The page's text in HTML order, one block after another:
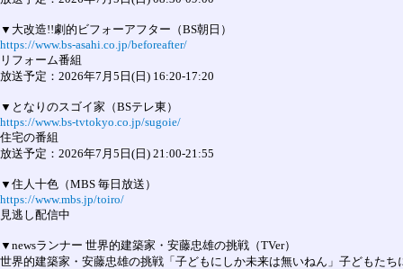
https://www.bs-asahi.co.jp/beforeafter/
リフォーム番組
放送予定：2026年7月5日(日) 16:20-17:20
https://www.bs-tvtokyo.co.jp/sugoie/
住宅の番組
放送予定：2026年7月5日(日) 21:00-21:55
https://www.mbs.jp/toiro/
見逃し配信中
▼newsランナー 世界的建築家・安藤忠雄の挑戦（TVer）